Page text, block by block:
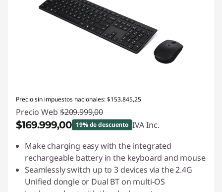
Precio sin impuestos nacionales: $153.845,25
Precio Web $209.999,00
$169.999,00 19% de descuento IVA Inc.
Descuento prod (inc IVA) :-$40.000,00
Make charging easy with the integrated
rechargeable battery in the keyboard and mouse
Seamlessly switch up to 3 devices via the 2.4G
Unified dongle or Dual BT on multi-OS